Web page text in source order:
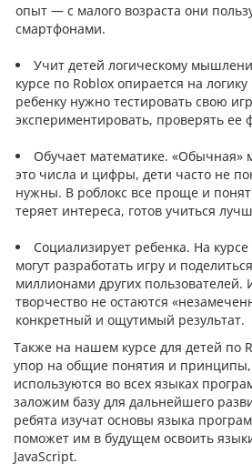
опыт — с малого возраста они
смартфонами.
Учит детей логическому
курсе по Roblox опирается на
ребенку нужно тестировать свою
экспериментировать, проверять ее
Обучает математике.
это числа и цифры, дети часто не
нужны. В роблокс все проще и
теряет интереса, готов учиться
Социализирует ребенка. На
могут разработать игру и
миллионами других пользователей.
творчество не остаются
конкретный и ощутимый результат.
Также на нашем курсе для детей по
упор на общие понятия и
используются во всех языках
заложим базу для дальнейшего
ребята изучат основы языка
поможет им в будущем освоить
JavaScript.